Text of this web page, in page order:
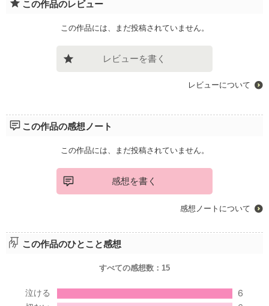
この作品のレビュー
この作品には、まだ投稿されていません。
レビューを書く
レビューについて
この作品の感想ノート
この作品には、まだ投稿されていません。
感想を書く
感想ノートについて
この作品のひとこと感想
すべての感想数： 15